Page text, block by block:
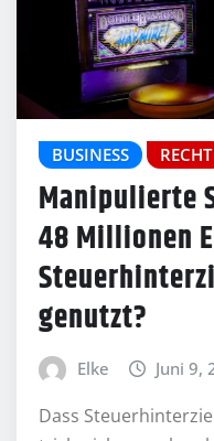
BUSINESS RECHT
Manipulierte
48 Millionen
genutzt?
Elke Juni 9,
Dass